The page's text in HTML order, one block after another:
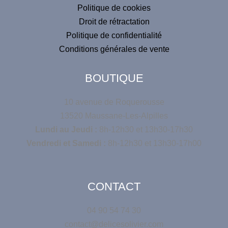
Politique de cookies
Droit de rétractation
Politique de confidentialité
Conditions générales de vente
BOUTIQUE
10 avenue de Roquerousse
13520 Maussane-Les-Alpilles
Lundi au Jeudi : 8h-12h30 et 13h30-17h30
Vendredi et Samedi : 8h-12h30 et 13h30-17h00
CONTACT
04 90 54 74 30
contact@delicesolivier.com